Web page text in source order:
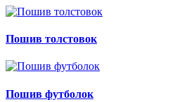
Пошив толстовок
Пошив футболок